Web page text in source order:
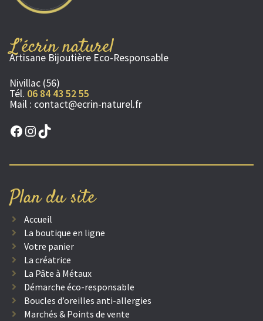
L’écrin naturel
Artisane Bijoutière Eco-Responsable
Nivillac (56)
Tél. 06 84 43 52 55
Mail : contact@ecrin-naturel.fr
Facebook
Instagram
TikTok
Plan du site
Accueil
La boutique en ligne
Votre panier
La créatrice
La Pâte à Métaux
Démarche éco-responsable
Boucles d’oreilles anti-allergies
Marchés & Points de vente